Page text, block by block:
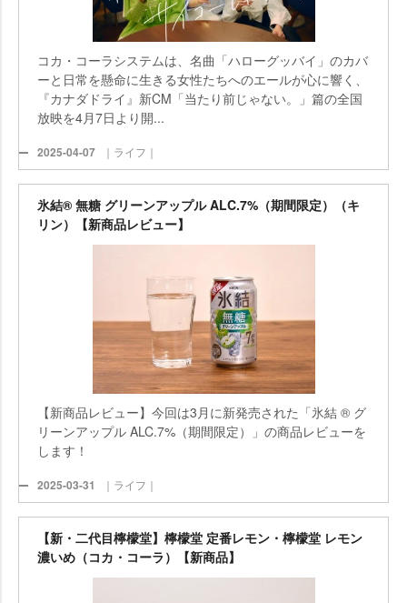
コカ・コーラシステムは、名曲「ハローグッバイ」のカバ
ーと日常を懸命に生きる女性たちへのエールが心に響く、
『カナダドライ』新CM「当たり前じゃない。」篇の全国
放映を4月7日より開...
2025-04-07 ｜ライフ｜
氷結® 無糖 グリーンアップル ALC.7%（期間限定）（キ
リン）【新商品レビュー】
【新商品レビュー】今回は3月に新発売された「氷結 ® グ
リーンアップル ALC.7%（期間限定）」の商品レビューを
します！
2025-03-31 ｜ライフ｜
【新・二代目檸檬堂】檸檬堂 定番レモン・檸檬堂 レモン
濃いめ（コカ・コーラ）【新商品】